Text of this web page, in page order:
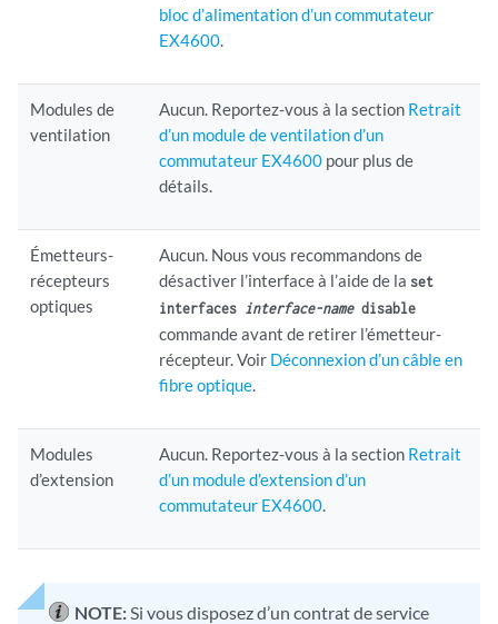
bloc d’alimentation d’un commutateur
EX4600.
Modules de
ventilation
Aucun. Reportez-vous à la section Retrait
d’un module de ventilation d’un
commutateur EX4600 pour plus de
détails.
Émetteurs-
récepteurs
optiques
Aucun. Nous vous recommandons de
désactiver l’interface à l’aide de laset
interfaces interface-namedisable
commande avant de retirer l’émetteur-
récepteur. Voir Déconnexion d’un câble en
fibre optique.
Modules
d’extension
Aucun. Reportez-vous à la section Retrait
d’un module d’extension d’un
commutateur EX4600.
NOTE:Si vous disposez d’un contrat de service